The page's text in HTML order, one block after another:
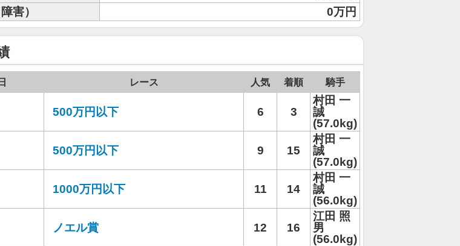
害）
0万円
レース 人気 着順 騎手
500万円以下 6 3
村田 一
誠
(57.0kg)
500万円以下 9 15
村田 一
誠
(57.0kg)
1000万円以下 11 14
村田 一
誠
(56.0kg)
ノエル賞 12 16
江田 照
男
(56.0kg)